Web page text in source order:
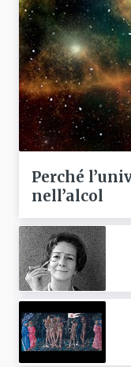
Perché
nell’alcol